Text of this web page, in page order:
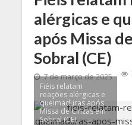
alérgicas e
após Missa
Sobral (CE)
7 de março de 2025
Fiéis relatam
reações alérgicas e
queimaduras após
Missa de Cinzas em
Sobral (CE)